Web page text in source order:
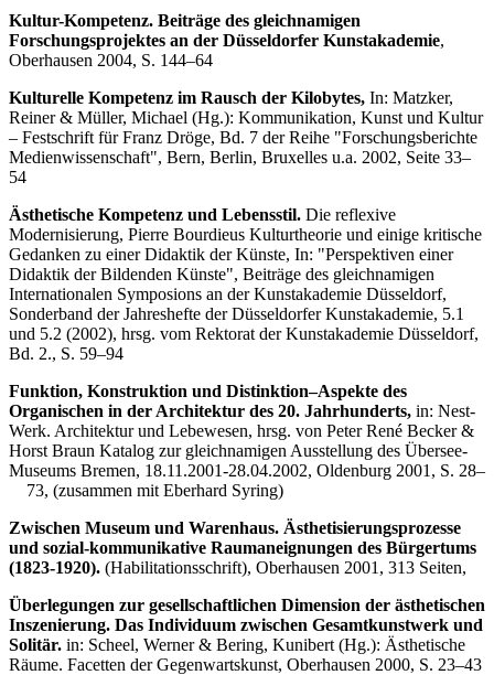
Kultur-Kompetenz. Beiträge des gleichnamigen
Forschungsprojektes an der Düsseldorfer Kunstakademie,
Oberhausen 2004, S. 144–64
Kulturelle Kompetenz im Rausch der Kilobytes, In: Matzker,
Reiner & Müller, Michael (Hg.): Kommunikation, Kunst und Kultur
– Festschrift für Franz Dröge, Bd. 7 der Reihe "Forschungsberichte
Medienwissenschaft", Bern, Berlin, Bruxelles u.a. 2002, Seite 33–
54
Ästhetische Kompetenz und Lebensstil. Die reflexive
Modernisierung, Pierre Bourdieus Kulturtheorie und einige kritische
Gedanken zu einer Didaktik der Künste, In: "Perspektiven einer
Didaktik der Bildenden Künste", Beiträge des gleichnamigen
Internationalen Symposions an der Kunstakademie Düsseldorf,
Sonderband der Jahreshefte der Düsseldorfer Kunstakademie, 5.1
und 5.2 (2002), hrsg. vom Rektorat der Kunstakademie Düsseldorf,
Bd. 2., S. 59–94
Funktion, Konstruktion und Distinktion–Aspekte des
Organischen in der Architektur des 20. Jahrhunderts, in: Nest-
Werk. Architektur und Lebewesen, hrsg. von Peter René Becker &
Horst Braun Katalog zur gleichnamigen Ausstellung des Übersee-
Museums Bremen, 18.11.2001-28.04.2002, Oldenburg 2001, S. 28–
73, (zusammen mit Eberhard Syring)
Zwischen Museum und Warenhaus. Ästhetisierungsprozesse
und sozial-kommunikative Raumaneignungen des Bürgertums
(1823-1920). (Habilitationsschrift), Oberhausen 2001, 313 Seiten,
Überlegungen zur gesellschaftlichen Dimension der ästhetischen
Inszenierung. Das Individuum zwischen Gesamtkunstwerk und
Solitär. in: Scheel, Werner & Bering, Kunibert (Hg.): Ästhetische
Räume. Facetten der Gegenwartskunst, Oberhausen 2000, S. 23–43